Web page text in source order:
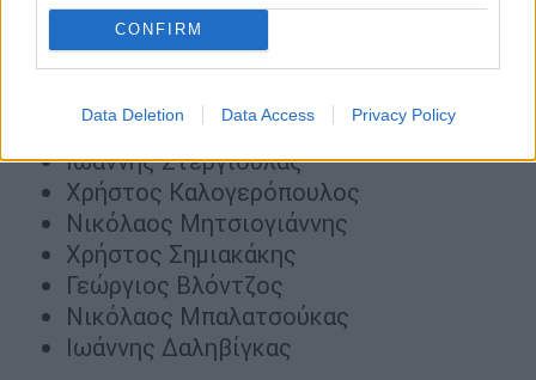
CONFIRM
Data Deletion Data Access Privacy Policy
ακολούθως:
Καλλιόπη Βηλαρά
Νικόλαος Μπάλσης
Γεώργιος Αλικάκος
Ιωάννης Στεργιούλας
Χρήστος Καλογερόπουλος
Νικόλαος Μητσιογιάννης
Χρήστος Σημιακάκης
Γεώργιος Βλόντζος
Νικόλαος Μπαλατσούκας
Ιωάννης Δαληβίγκας